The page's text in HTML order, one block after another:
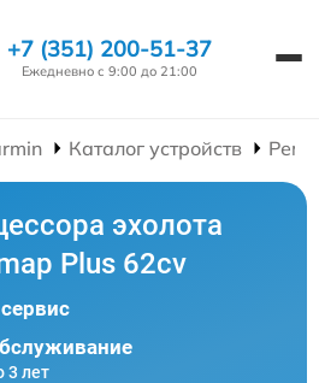
+7 (351) 200-51-37
Ежедневно с 9:00 до 21:00
Каталог устройств
эхолота
Plus 62cv
3 лет